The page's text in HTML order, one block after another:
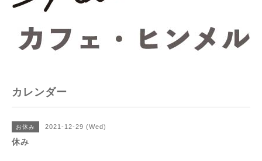
カレンダー
お休み 2021-12-29 (Wed)
休み